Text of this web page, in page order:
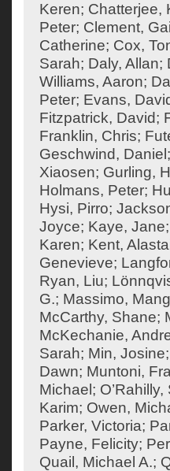
Keren; Chatterjee,
Peter; Clement, Gail
Catherine; Cox,
Sarah; Daly, Allan;
Williams, Aaron;
Peter; Evans,
Fitzpatrick, David;
Franklin, Chris;
Geschwind, Daniel ;
Xiaosen; Gurling,
Holmans, Peter;
Hysi, Pirro;
Joyce; Kaye, Jane;
Karen; Kent,
Genevieve;
Ryan, Liu;
G.; Massimo,
McCarthy, Shane;
McKechanie,
Sarah; Min, Josine;
Dawn; Muntoni,
Michael ;
Karim; Owen,
Parker, Victoria;
Payne, Felicity;
Quail, Michael A.;